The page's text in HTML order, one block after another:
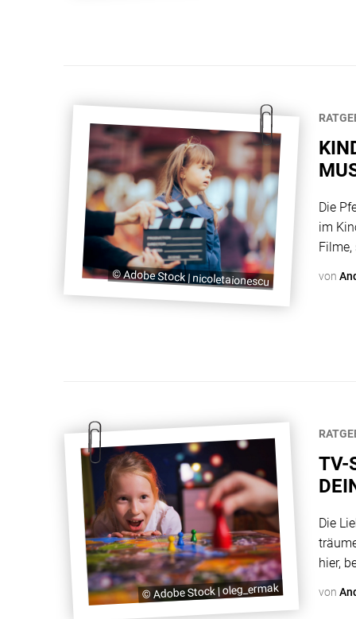
© Adobe Stock | nicoletaionescu
Die
im
von
© Adobe Stock | oleg_ermak
TV-
Die
hier,
von